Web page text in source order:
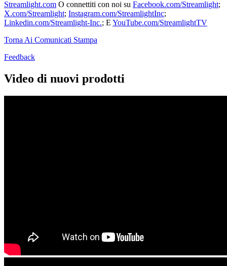
Streamlight.com O connettiti con noi su Facebook.com/Streamlight;
X.com/Streamlight; Instagram.com/StreamlightInc;
Linkedin.com/Streamlight-Inc.; E YouTube.com/StreamlightTV
Torna Ai Comunicati Stampa
Feedback
Video di nuovi prodotti